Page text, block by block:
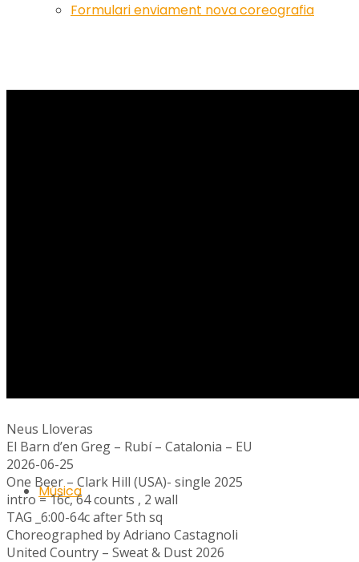
Formulari enviament nova coreografia
Música
Neus Lloveras
El Barn d’en Greg – Rubí – Catalonia – EU
2026-06-25
One Beer – Clark Hill (USA)- single 2025
intro = 16c, 64 counts , 2 wall
TAG _6:00-64c after 5th sq
Choreographed by Adriano Castagnoli
United Country – Sweat & Dust 2026